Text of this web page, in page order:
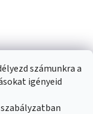
számunkra a
igényeid